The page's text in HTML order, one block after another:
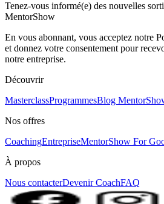
Tenez-vous informé(e) des nouvelles
MentorShow
En vous abonnant, vous acceptez notre
et donnez votre consentement pour
notre entreprise.
Découvrir
MasterclassProgrammesBlog
Nos offres
CoachingEntrepriseMentorShow For
À propos
Nous contacterDevenir CoachFAQ